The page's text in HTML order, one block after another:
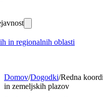
in regionalnih oblasti
Domov/Dogodki/Redna
in zemeljskih plazov